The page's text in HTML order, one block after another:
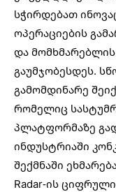
სჭირდებათ
ოპერაციების
და მომხმარებლის
გაუმჯობესდეს.
გამომდინარე
რომელიც
პლატფორმაზე
ინდუსტრიაში
შექმნაში
Radar-ის